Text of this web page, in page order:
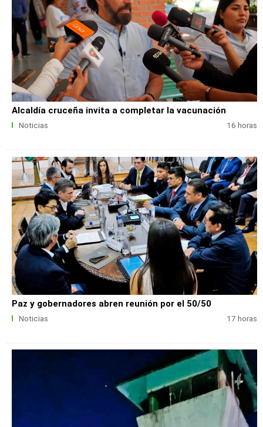
Alcaldía cruceña invita a completar la vacunación
Noticias 16 horas
Paz y gobernadores abren reunión por el 50/50
Noticias 17 horas